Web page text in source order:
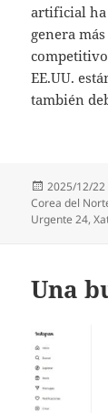
artificial ha
genera
EE.UU.
también
Publicado
el
2025/12/22
Corea del
Urgente 24,
Una